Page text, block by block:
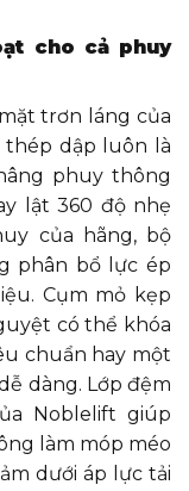
cho cả phuy
trơn láng của
thép dập luôn là
phuy thông
lật 360 độ nhẹ
của hãng, bộ
phân bổ lực ép
Cụm mỏ kẹp
có thể khóa
chuẩn hay một
dàng. Lớp đệm
Noblelift giúp
làm móp méo
dưới áp lực tải